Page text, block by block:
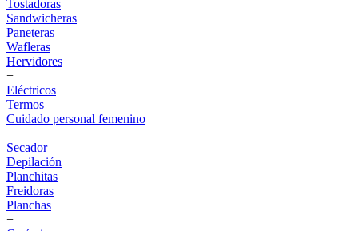
Tostadoras
Sandwicheras
Paneteras
Wafleras
Hervidores
+
Eléctricos
Termos
Cuidado personal femenino
+
Secador
Depilación
Planchitas
Freidoras
Planchas
+